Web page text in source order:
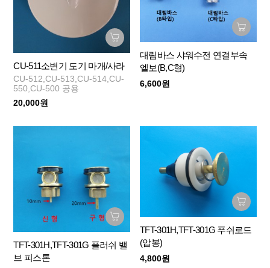
CU-511소변기 도기 마개/사라
CU-512,CU-513,CU-514,CU-
550,CU-500 공용
20,000원
대림바스 샤워수전 연결부속
엘보(B,C형)
6,600원
TFT-301H,TFT-301G 플러쉬 밸
브 피스톤
TFT-301H,TFT-301G 푸쉬로드
(압봉)
4,800원